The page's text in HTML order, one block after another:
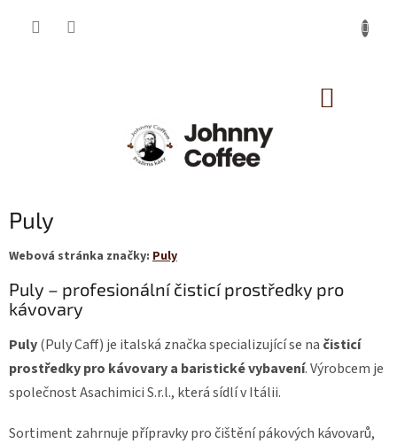
Puly
Webová stránka značky: Puly
Puly – profesionální čisticí prostředky pro
kávovary
Puly(Puly Caff) je italská značka specializující se na čisticí
prostředky pro kávovary a baristické vybavení. Výrobcem je
společnost Asachimici S.r.l., která sídlí v Itálii.
Sortiment zahrnuje přípravky pro čištění pákových kávovarů,